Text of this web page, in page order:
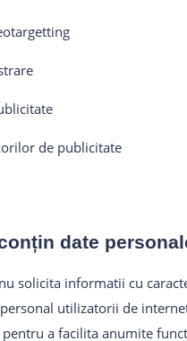
de publicitate
date
solicita informatii cu
utilizatorii de
a facilita anumite